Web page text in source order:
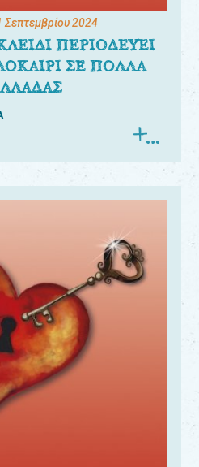
Σεπτεμβρίου 2024
ΠΕΡΙΟΔΕΥΕΙ
ΣΕ ΠΟΛΛΑ